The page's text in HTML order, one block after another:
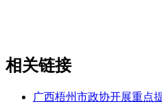
相关链接
广西梧州市政协开展重点